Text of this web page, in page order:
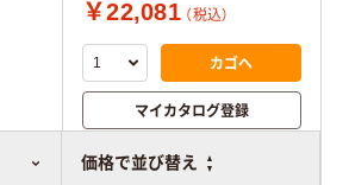
価格で並び替え
￥22,081 （税込）
カゴへ
マイカタログ登録
比較表に追加